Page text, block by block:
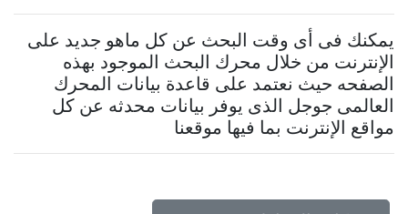
يمكنك فى أى وقت البحث عن كل ماهو جديد على
الإنترنت من خلال محرك البحث الموجود بهذه
الصفحه حيث نعتمد على قاعدة بيانات المحرك
العالمى جوجل الذى يوفر بيانات محدثه عن كل
مواقع الإنترنت بما فيها موقعنا